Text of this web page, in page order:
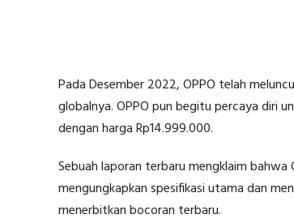
Pada Desember 2022, OPPO telah
globalnya. OPPO pun begitu percaya diri
dengan harga Rp14.999.000.
Sebuah laporan terbaru mengklaim bahwa
mengungkapkan spesifikasi utama dan
menerbitkan bocoran terbaru.